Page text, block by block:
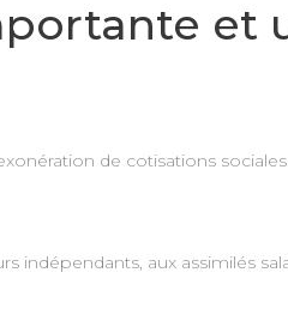
et
de cotisations
indépendants, aux assimilés